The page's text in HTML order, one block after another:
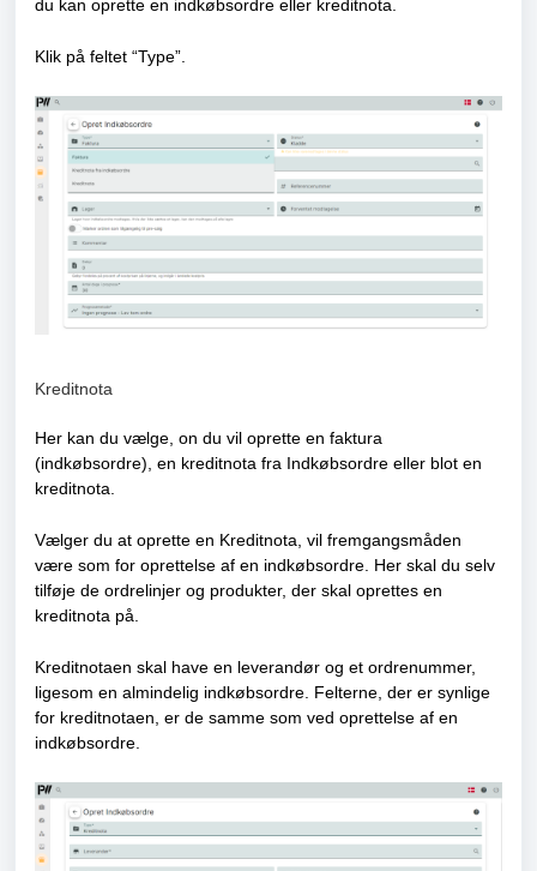
du kan oprette en indkøbsordre eller kreditnota.
Klik på feltet “Type”.
Kreditnota
Her kan du vælge, on du vil oprette en faktura
(indkøbsordre), en kreditnota fra Indkøbsordre eller blot en
kreditnota.
Vælger du at oprette en Kreditnota, vil fremgangsmåden
være som for oprettelse af en indkøbsordre. Her skal du selv
tilføje de ordrelinjer og produkter, der skal oprettes en
kreditnota på.
Kreditnotaen skal have en leverandør og et ordrenummer,
ligesom en almindelig indkøbsordre. Felterne, der er synlige
for kreditnotaen, er de samme som ved oprettelse af en
indkøbsordre.